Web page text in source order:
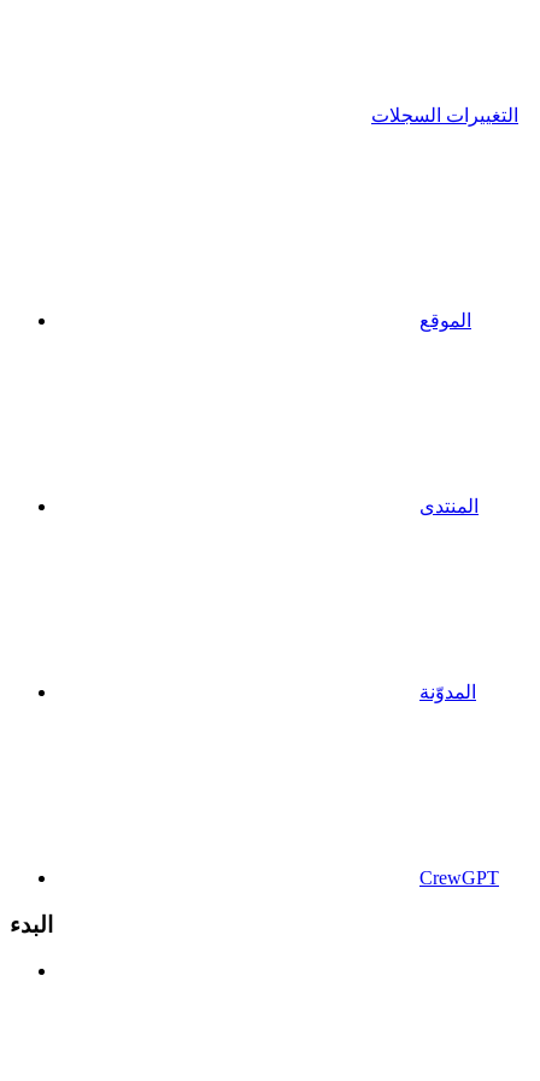
التغييرات السجلات
الموقع
المنتدى
المدوّنة
CrewGPT
البدء